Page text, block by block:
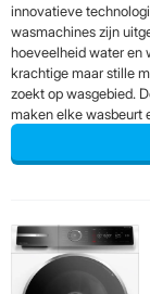
innovatieve
wasmachines zijn
hoeveelheid water en
krachtige maar stille
zoekt op wasgebied.
maken elke wasbeurt